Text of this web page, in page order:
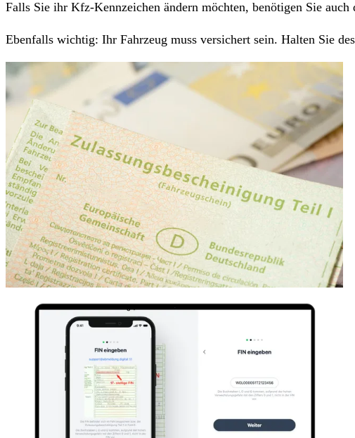
Falls Sie ihr Kfz-Kennzeichen ändern möchten, benötigen Sie
Ebenfalls wichtig: Ihr Fahrzeug muss versichert sein. Halten Sie